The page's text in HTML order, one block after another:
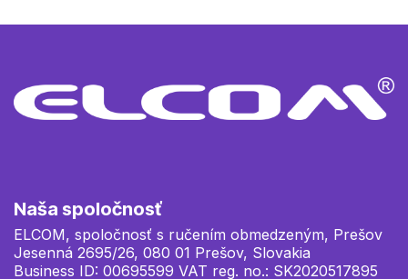
Naša spoločnosť
ELCOM, spoločnosť s ručením obmedzeným, Prešov
Jesenná 2695/26, 080 01 Prešov, Slovakia
Business ID: 00695599 VAT reg. no.: SK2020517895